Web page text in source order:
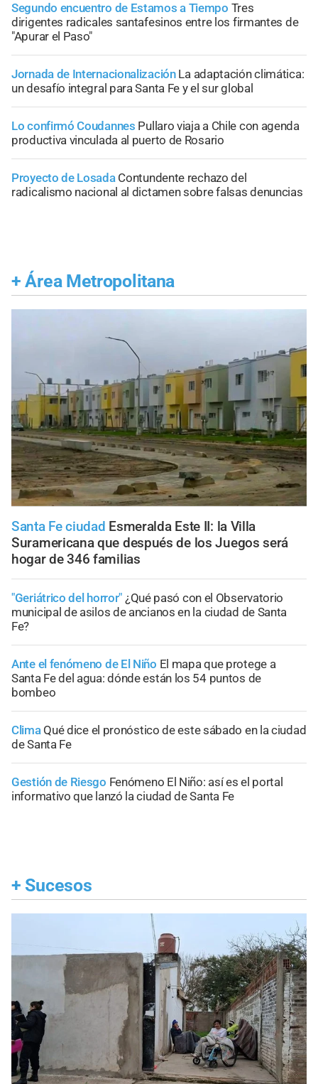
Segundo encuentro de Estamos a Tiempo Tres
dirigentes radicales santafesinos entre los firmantes de
"Apurar el Paso"
Jornada de Internacionalización La adaptación climática:
un desafío integral para Santa Fe y el sur global
Lo confirmó Coudannes Pullaro viaja a Chile con agenda
productiva vinculada al puerto de Rosario
Proyecto de Losada Contundente rechazo del
radicalismo nacional al dictamen sobre falsas denuncias
+ Área Metropolitana
Santa Fe ciudad Esmeralda Este II: la Villa
Suramericana que después de los Juegos será
hogar de 346 familias
"Geriátrico del horror" ¿Qué pasó con el Observatorio
municipal de asilos de ancianos en la ciudad de Santa
Fe?
Ante el fenómeno de El Niño El mapa que protege a
Santa Fe del agua: dónde están los 54 puntos de
bombeo
Clima Qué dice el pronóstico de este sábado en la ciudad
de Santa Fe
Gestión de Riesgo Fenómeno El Niño: así es el portal
informativo que lanzó la ciudad de Santa Fe
+ Sucesos